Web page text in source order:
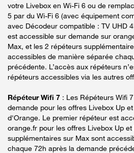
votre Livebox en Wi-Fi 6 ou de
5 par du Wi-Fi 6 (avec équipement
avec Décodeur compatible : TV UHD
est accessible sur demande sur
Max, et les 2 répéteurs
accessibles de manière séparée
précédente. L’accès aux répéteurs
répéteurs accessibles via les autres
Répéteur Wifi 7 : Les Répéteurs Wifi
demande pour les offres Livebox Up
d'Orange. Le premier répéteur est
orange.fr pour les offres Livebox Up
supplémentaires sur Max sont
chaque 72h après la demande